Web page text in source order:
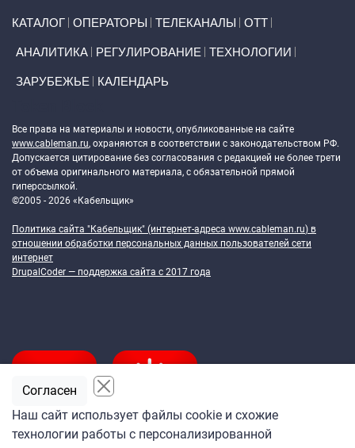
КАТАЛОГ ОПЕРАТОРЫ ТЕЛЕКАНАЛЫ ОТТ
АНАЛИТИКА РЕГУЛИРОВАНИЕ ТЕХНОЛОГИИ
ЗАРУБЕЖЬЕ КАЛЕНДАРЬ
Все права на материалы и новости, опубликованные на сайте
www.cableman.ru, охраняются в соответствии с законодательством РФ.
Допускается цитирование без согласования с редакцией не более трети
от объема оригинального материала, с обязательной прямой
гиперссылкой.
©2005 - 2026 «Кабельщик»
Политика сайта "Кабельщик" (интернет-адреса www.cableman.ru) в
отношении обработки персональных данных пользователей сети
интернет
DrupalCoder — поддержка сайта c 2017 года
Наш сайт использует файлы cookie и схожие
технологии работы с персонализированной
Согласен